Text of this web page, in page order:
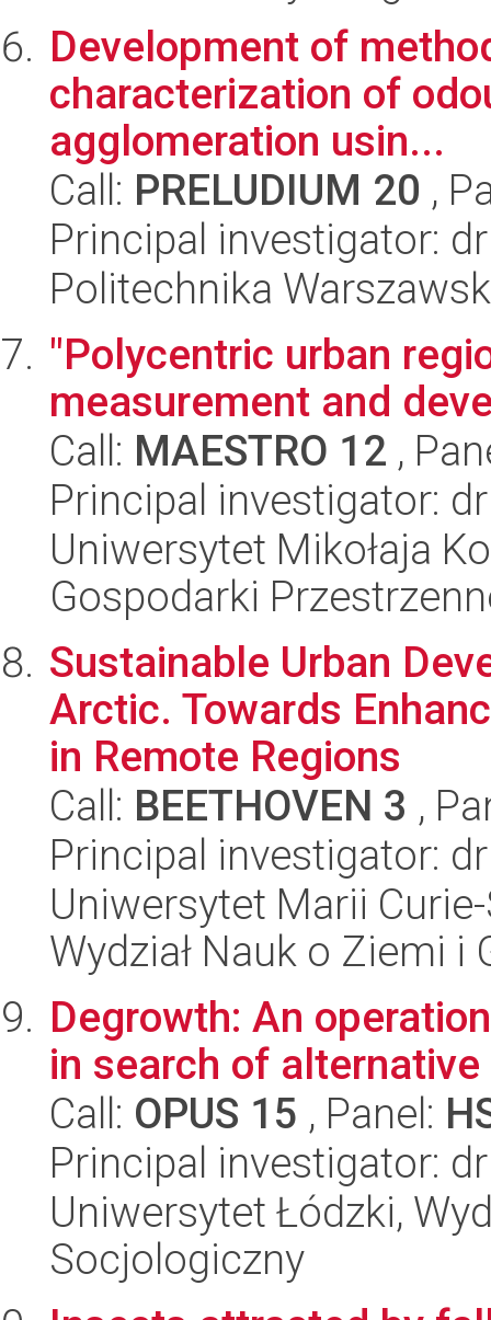
Development of
characterization of
agglomeration usin...
Call: PRELUDIUM 20 ,
Principal investigator:
Politechnika
"Polycentric urban
measurement and
Call: MAESTRO 12 ,
Principal investigator:
Uniwersytet Mikołaja
Gospodarki
Sustainable Urban
Arctic. Towards
in Remote Regions
Call: BEETHOVEN 3 ,
Principal investigator:
Uniwersytet Marii
Wydział Nauk o Ziemi
Degrowth: An
in search of
Call: OPUS 15 , Panel:
Principal investigator:
Uniwersytet Łódzki,
Socjologiczny